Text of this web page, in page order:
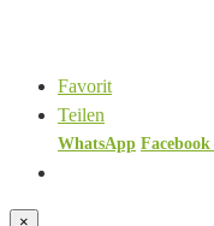
Favorit
Teilen
WhatsApp Facebook
×